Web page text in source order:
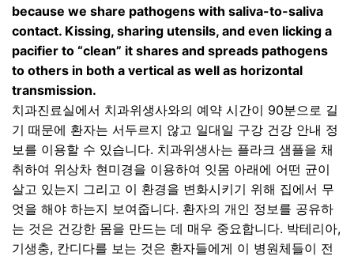
because we share pathogens with saliva-to-saliva
contact. Kissing, sharing utensils, and even licking a
pacifier to “clean” it shares and spreads pathogens
to others in both a vertical as well as horizontal
transmission.
치과진료실에서 치과위생사와의 예약 시간이 90분으로 길
기 때문에 환자는 서두르지 않고 일대일 구강 건강 안내 정
보를 이용할 수 있습니다. 치과위생사는 플라크 샘플을 채
취하여 위상차 현미경을 이용하여 잇몸 아래에 어떤 균이
살고 있는지 그리고 이 환경을 변화시키기 위해 집에서 무
엇을 해야 하는지 보여줍니다. 환자의 개인 정보를 공유하
는 것은 건강한 몸을 만드는 데 매우 중요합니다. 박테리아,
기생충, 칸디다를 보는 것은 환자들에게 이 병원체들이 전